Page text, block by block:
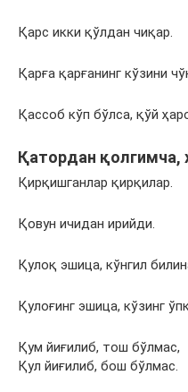
Қарс икки қўлдан чиқар.
Қарға қарғанинг кўзини
Қассоб кўп бўлса, қўй
Қатордан қолгимча,
Қирқишганлар қирқилар.
Қовун ичидан ирийди.
Қулоқ эшица, кўнгил
Қулоғинг эшица, кўзинг
Қум йиғилиб, тош бўлмас,
Қул йиғилиб, бош бўлмас.